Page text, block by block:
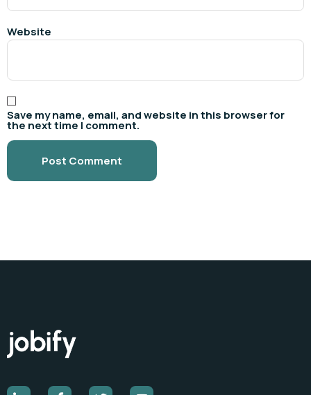
Website
Save my name, email, and website in this browser for
the next time I comment.